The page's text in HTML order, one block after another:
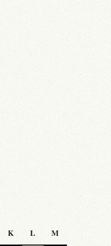
K L M